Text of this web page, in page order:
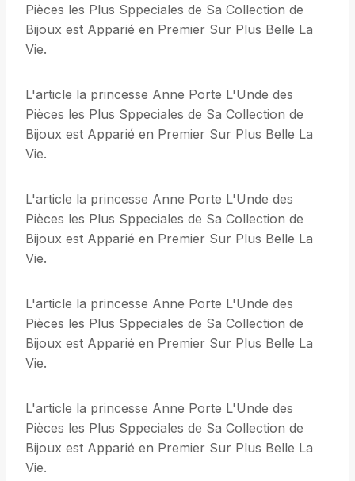
Pièces les Plus Sppeciales de Sa Collection de
Bijoux est Apparié en Premier Sur Plus Belle La
Vie.
L'article la princesse Anne Porte L'Unde des
Pièces les Plus Sppeciales de Sa Collection de
Bijoux est Apparié en Premier Sur Plus Belle La
Vie.
L'article la princesse Anne Porte L'Unde des
Pièces les Plus Sppeciales de Sa Collection de
Bijoux est Apparié en Premier Sur Plus Belle La
Vie.
L'article la princesse Anne Porte L'Unde des
Pièces les Plus Sppeciales de Sa Collection de
Bijoux est Apparié en Premier Sur Plus Belle La
Vie.
L'article la princesse Anne Porte L'Unde des
Pièces les Plus Sppeciales de Sa Collection de
Bijoux est Apparié en Premier Sur Plus Belle La
Vie.